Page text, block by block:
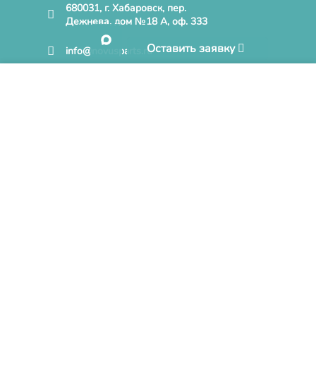
680031, г. Хабаровск, пер.
Дежнева, дом №18 А, оф. 333
info@novusparts.ruОставить заявку